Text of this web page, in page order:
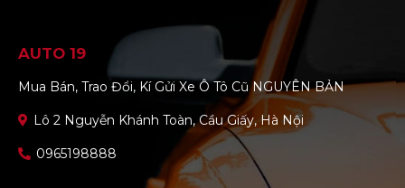
AUTO 19
Mua Bán, Trao Đổi, Kí Gửi Xe Ô Tô Cũ NGUYÊN BẢN
Lô 2 Nguyễn Khánh Toàn, Cầu Giấy, Hà Nội
0965198888